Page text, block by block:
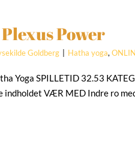
Power
Goldberg Hatha yoga,
Yoga SPILLETID 32.53
indholdet VÆR MED Indre ro